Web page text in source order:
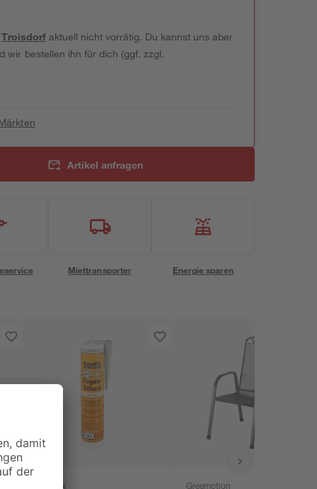
Troisdorfaktuell nicht vorrätig. Du kannst uns aber
wir bestellen ihn für dich (ggf. zzgl.
Artikel anfragen
Miettransporter Energie sparen
Racofix Greemotion